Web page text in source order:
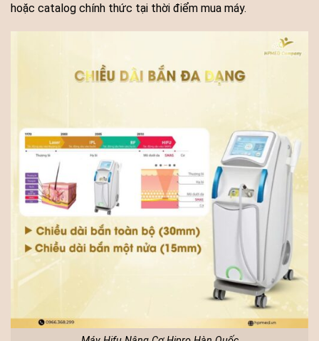
hoặc catalog chính thức tại thời điểm mua máy.